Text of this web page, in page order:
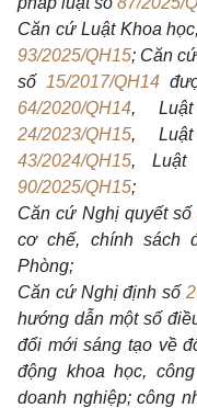
Căn cứ Luật Khoa
93/2025/QH15; Căn
số 15/2017/QH14
64/2020/QH14,
24/2023/QH15,
43/2024/QH15,
90/2025/QH15;
Căn cứ Nghị quyết số
cơ chế, chính sách
Phòng;
Căn cứ Nghị định số
hướng dẫn một số
đổi mới sáng tạo về
động khoa học,
doanh nghiệp; công